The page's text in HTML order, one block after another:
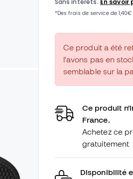
Ce produit a été
l'avons pas en
semblable sur la
Ce produit
France.
Achetez ce
gratuitement
Disponibilité